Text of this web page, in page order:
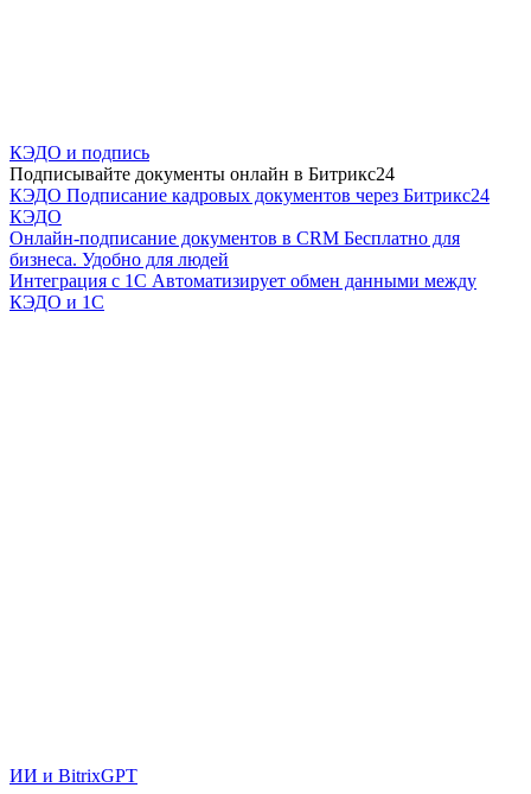
КЭДО и подпись
Подписывайте документы онлайн в Битрикс24
КЭДО Подписание кадровых документов через Битрикс24
КЭДО
Онлайн-подписание документов в CRM Бесплатно для
бизнеса. Удобно для людей
Интеграция с 1С Автоматизирует обмен данными между
КЭДО и 1С
ИИ и BitrixGPT